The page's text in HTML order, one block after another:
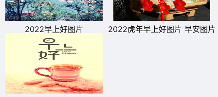
6、就算学习和生活再艰难，也要一边痛着，一边笑着，给
生活一张漂亮的脸。早安!
7、去找一个像太阳一样的人，帮你晒晒所有不值一提的迷
8、新的一天，迈开脚步，轻装上阵!愿吃过的苦都结成果
实，愿受过的累都变成回馈!送给自己一个微笑，感谢一路
2022早上好图片
2022虎年早上好图片 早安图片